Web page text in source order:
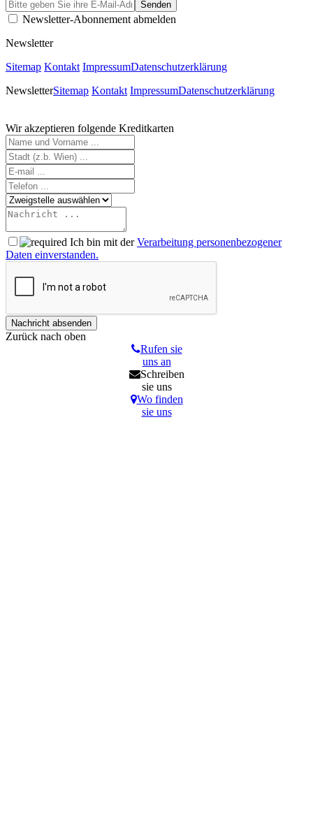
Newsletter-Abonnement abmelden
Newsletter
Sitemap Kontakt ImpressumDatenschutzerklärung
NewsletterSitemap Kontakt ImpressumDatenschutzerklärung
Wir akzeptieren folgende Kreditkarten
Ich bin mit derVerarbeitung personenbezogener
Daten einverstanden.
Zurück nach oben
Rufen sie
uns an
Schreiben
sie uns
Wo finden
sie uns